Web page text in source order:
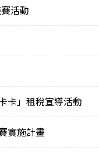
活動
卡」租稅宣導活動
實施計畫